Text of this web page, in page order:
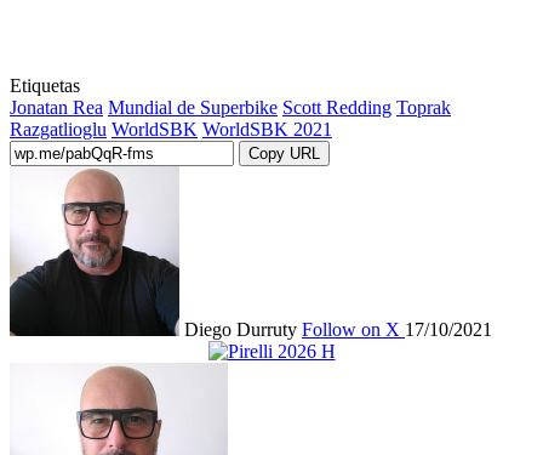
Etiquetas
Jonatan Rea Mundial de Superbike Scott Redding Toprak
Razgatlioglu WorldSBK WorldSBK 2021
Copy URL
Diego Durruty Follow on X 17/10/2021